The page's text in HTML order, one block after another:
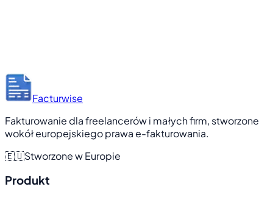
Facturwise
Fakturowanie dla freelancerów i małych firm, stworzone
wokół europejskiego prawa e-fakturowania.
🇪🇺Stworzone w Europie
Produkt